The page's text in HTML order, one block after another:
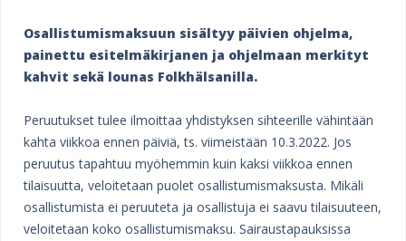
Osallistumismaksuun sisältyy päivien ohjelma,
painettu esitelmäkirjanen ja ohjelmaan merkityt
kahvit sekä lounas Folkhälsanilla.
Peruutukset tulee ilmoittaa yhdistyksen sihteerille vähintään
kahta viikkoa ennen päiviä, ts. viimeistään 10.3.2022. Jos
peruutus tapahtuu myöhemmin kuin kaksi viikkoa ennen
tilaisuutta, veloitetaan puolet osallistumismaksusta. Mikäli
osallistumista ei peruuteta ja osallistuja ei saavu tilaisuuteen,
veloitetaan koko osallistumismaksu. Sairaustapauksissa